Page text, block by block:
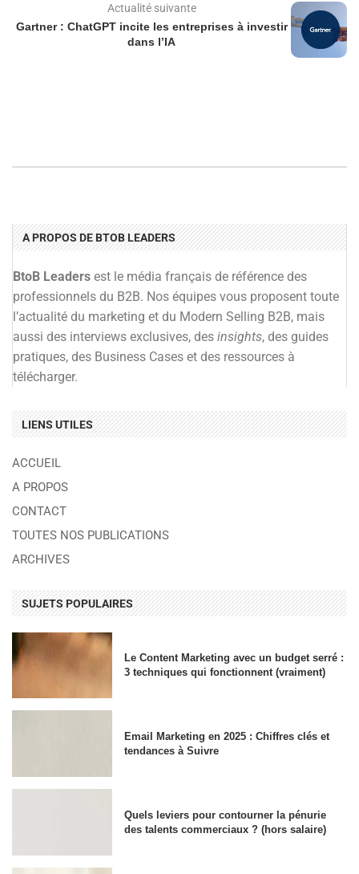
Actualité suivante
Gartner : ChatGPT incite les entreprises à investir
dans l’IA
A PROPOS DE BTOB LEADERS
BtoB Leaders est le média français de référence des
professionnels du B2B. Nos équipes vous proposent toute
l’actualité du marketing et du Modern Selling B2B, mais
aussi des interviews exclusives, des insights, des guides
pratiques, des Business Cases et des ressources à
télécharger.
LIENS UTILES
ACCUEIL
A PROPOS
CONTACT
TOUTES NOS PUBLICATIONS
ARCHIVES
SUJETS POPULAIRES
Le Content Marketing avec un budget serré :
3 techniques qui fonctionnent (vraiment)
Email Marketing en 2025 : Chiffres clés et
tendances à Suivre
Quels leviers pour contourner la pénurie
des talents commerciaux ? (hors salaire)